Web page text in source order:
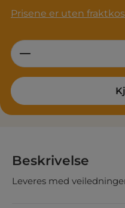
Prisene er uten
Product
Beskrivelse
Leveres med